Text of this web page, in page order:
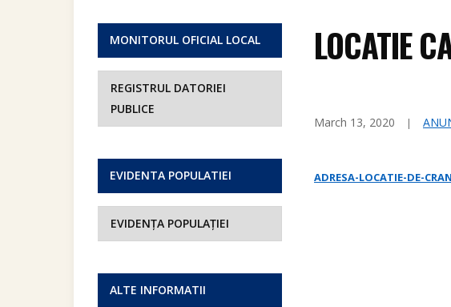
MONITORUL OFICIAL LOCAL
REGISTRUL DATORIEI
PUBLICE
EVIDENTA POPULATIEI
EVIDENȚA POPULAȚIEI
ALTE INFORMATII
LOCATIE
March 13, 2020
ADRESA-LOCATIE-DE-